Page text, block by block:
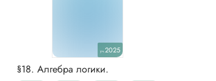
уч.2025
§18. Алгебра логики.